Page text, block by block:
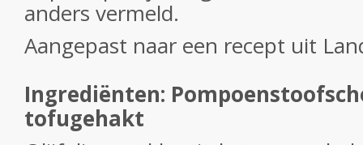
anders vermeld.
Aangepast naar een recept uit
Ingrediënten:
tofugehakt